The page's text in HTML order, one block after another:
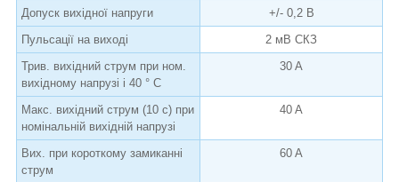
Допуск вихідної напруги
+/- 0,2 В
Пульсації на виході
2 мВ СКЗ
Трив. вихідний струм при ном.
вихідному напрузі і 40 ° C
30 A
Макс. вихідний струм (10 с) при
номінальній вихідній напрузі
40 A
Вих. при короткому замиканні
струм
60 A